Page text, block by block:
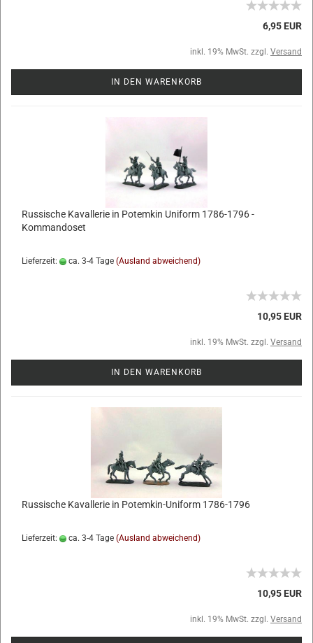
6,95 EUR
inkl. 19% MwSt. zzgl. Versand
IN DEN WARENKORB
Russische Kavallerie in Potemkin Uniform 1786-1796 -
Kommandoset
Lieferzeit: ca. 3-4 Tage (Ausland abweichend)
10,95 EUR
inkl. 19% MwSt. zzgl. Versand
IN DEN WARENKORB
Russische Kavallerie in Potemkin-Uniform 1786-1796
Lieferzeit: ca. 3-4 Tage (Ausland abweichend)
10,95 EUR
inkl. 19% MwSt. zzgl. Versand